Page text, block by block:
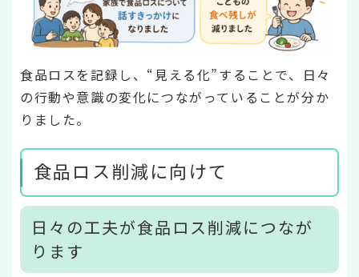
食品ロスを記録し、“見える化”することで、日々
の行動や意識の変化につながっていることが分か
りました。
食品ロス削減に向けて
日々の工夫が食品ロス削減につなが
ります